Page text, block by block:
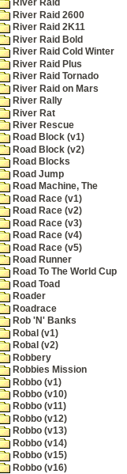
River Raid
River Raid 2600
River Raid 2K11
River Raid Bold
River Raid Cold Winter
River Raid Plus
River Raid Tornado
River Raid on Mars
River Rally
River Rat
River Rescue
Road Block (v1)
Road Block (v2)
Road Blocks
Road Jump
Road Machine, The
Road Race (v1)
Road Race (v2)
Road Race (v3)
Road Race (v4)
Road Race (v5)
Road Runner
Road To The World Cup
Road Toad
Roader
Roadrace
Rob 'N' Banks
Robal (v1)
Robal (v2)
Robbery
Robbies Mission
Robbo (v1)
Robbo (v10)
Robbo (v11)
Robbo (v12)
Robbo (v13)
Robbo (v14)
Robbo (v15)
Robbo (v16)